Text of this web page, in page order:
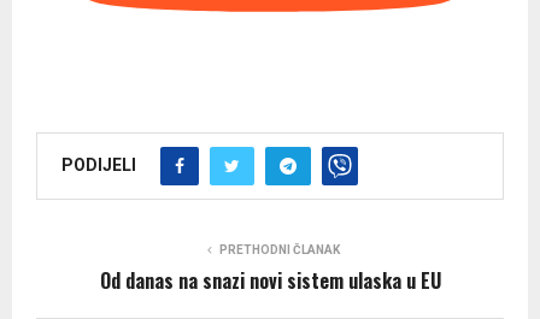
PODIJELI
PRETHODNI ČLANAK
Od danas na snazi novi sistem ulaska u EU